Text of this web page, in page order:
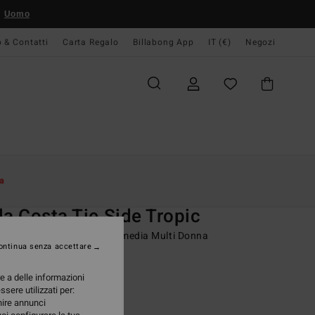
Uomo
& Contatti Carta Regalo Billabong App IT (€) Negozi
Costa Tie Side Tropic
bikini con copertura media Multi Donna
63%
€
a delle informazioni
utilizzati per:
annunci
senza accettare